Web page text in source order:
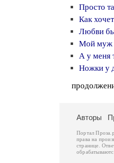
Просто
Как
Любви
Мой муж
А у меня
Ножки у
Авторы
Портал
права на
странице.